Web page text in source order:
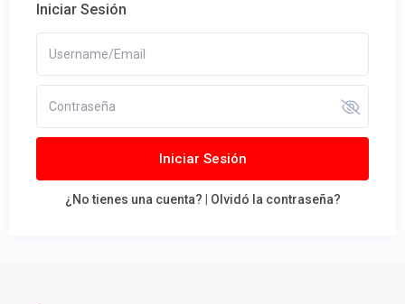
Iniciar Sesión
Iniciar Sesión
¿No tienes una cuenta? Olvidó la contraseña?